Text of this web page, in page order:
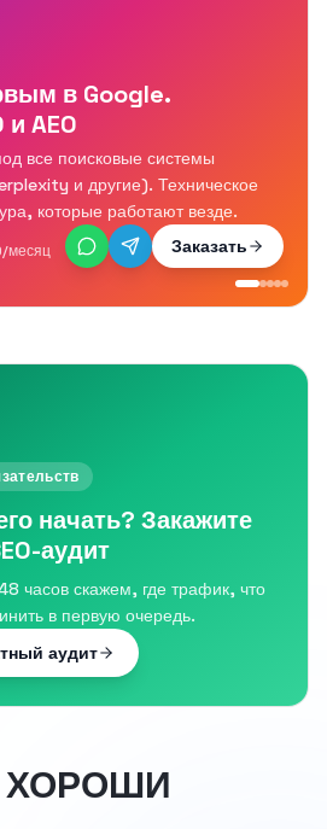
в Google.
и AEO
все поисковые системы
и другие). Техническое
которые работают везде.
месяц Заказать
начать? Закажите
аудит
часов скажем, где трафик, что
в первую очередь.
аудит